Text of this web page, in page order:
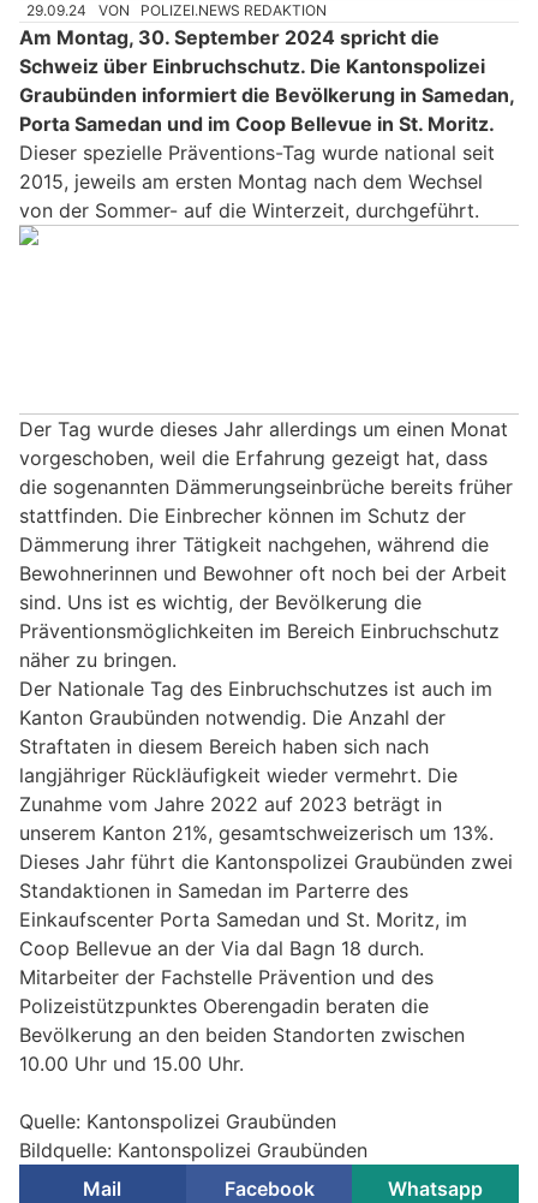
29.09.24 VON POLIZEI.NEWS REDAKTION
Am Montag, 30. September 2024 spricht die
Schweiz über Einbruchschutz. Die Kantonspolizei
Graubünden informiert die Bevölkerung in Samedan,
Porta Samedan und im Coop Bellevue in St. Moritz.
Dieser spezielle Präventions-Tag wurde national seit
2015, jeweils am ersten Montag nach dem Wechsel
von der Sommer- auf die Winterzeit, durchgeführt.
Der Tag wurde dieses Jahr allerdings um einen Monat
vorgeschoben, weil die Erfahrung gezeigt hat, dass
die sogenannten Dämmerungseinbrüche bereits früher
stattfinden. Die Einbrecher können im Schutz der
Dämmerung ihrer Tätigkeit nachgehen, während die
Bewohnerinnen und Bewohner oft noch bei der Arbeit
sind. Uns ist es wichtig, der Bevölkerung die
Präventionsmöglichkeiten im Bereich Einbruchschutz
näher zu bringen.
Der Nationale Tag des Einbruchschutzes ist auch im
Kanton Graubünden notwendig. Die Anzahl der
Straftaten in diesem Bereich haben sich nach
langjähriger Rückläufigkeit wieder vermehrt. Die
Zunahme vom Jahre 2022 auf 2023 beträgt in
unserem Kanton 21%, gesamtschweizerisch um 13%.
Dieses Jahr führt die Kantonspolizei Graubünden zwei
Standaktionen in Samedan im Parterre des
Einkaufscenter Porta Samedan und St. Moritz, im
Coop Bellevue an der Via dal Bagn 18 durch.
Mitarbeiter der Fachstelle Prävention und des
Polizeistützpunktes Oberengadin beraten die
Bevölkerung an den beiden Standorten zwischen
10.00 Uhr und 15.00 Uhr.
Quelle: Kantonspolizei Graubünden
Bildquelle: Kantonspolizei Graubünden
Mail
Facebook Whatsapp